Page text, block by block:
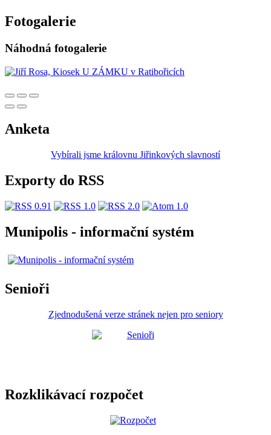
Fotogalerie
Náhodná fotogalerie
Anketa
Vybírali jsme královnu Jiřinkových slavností
Exporty do RSS
Munipolis - informační systém
Senioři
Zjednodušená verze stránek nejen pro seniory
Rozklikávací rozpočet